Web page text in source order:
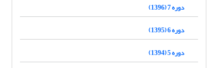
دوره 7 (1396)
دوره 6 (1395)
دوره 5 (1394)